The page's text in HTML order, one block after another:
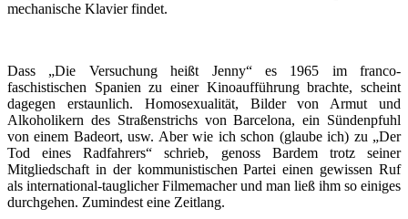
mechanische Klavier findet.
Dass „Die Versuchung heißt Jenny“ es 1965 im franco-
faschistischen Spanien zu einer Kinoaufführung brachte, scheint
dagegen erstaunlich. Homosexualität, Bilder von Armut und
Alkoholikern des Straßenstrichs von Barcelona, ein Sündenpfuhl
von einem Badeort, usw. Aber wie ich schon (glaube ich) zu „Der
Tod eines Radfahrers“ schrieb, genoss Bardem trotz seiner
Mitgliedschaft in der kommunistischen Partei einen gewissen Ruf
als international-tauglicher Filmemacher und man ließ ihm so einiges
durchgehen. Zumindest eine Zeitlang.